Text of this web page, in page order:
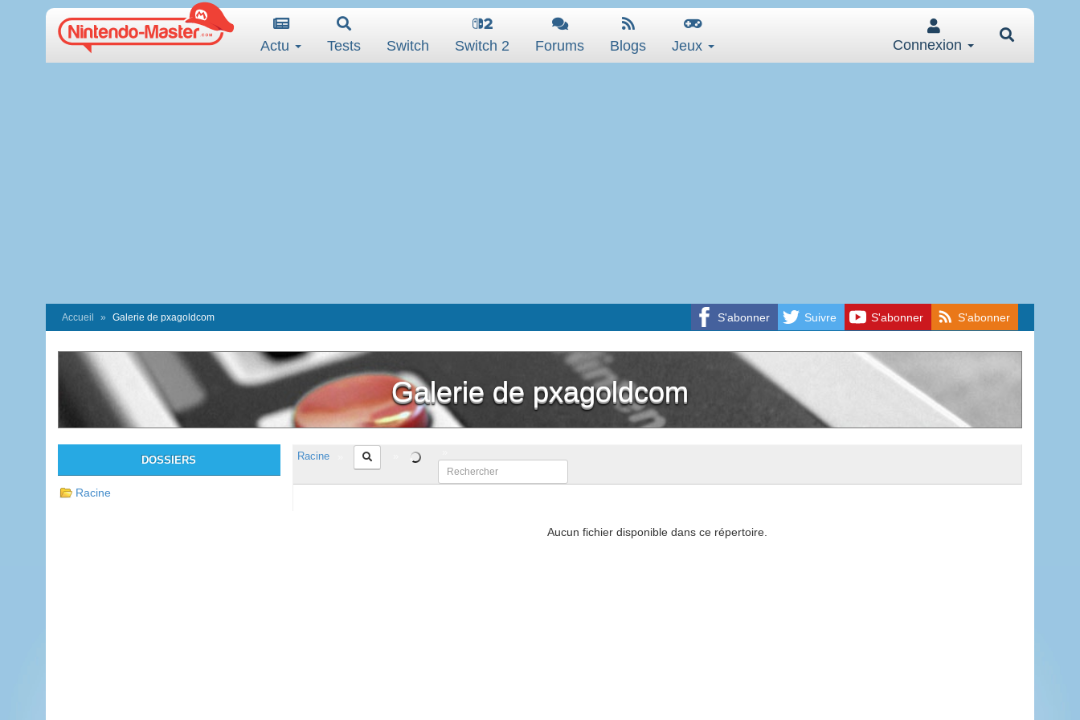
Actu Tests Switch Switch 2 Forums Blogs Jeux Connexion
S'abonner Suivre S'abonner S'abonner
Accueil Galerie de pxagoldcom
Galerie de pxagoldcom
DOSSIERS
Racine
Racine
Aucun fichier disponible dans ce répertoire.